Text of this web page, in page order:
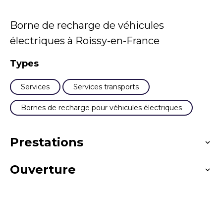
Borne de recharge de véhicules
électriques à Roissy-en-France
Types
Services Services transports
Bornes de recharge pour véhicules électriques
Prestations
Langues parlées
Ouverture